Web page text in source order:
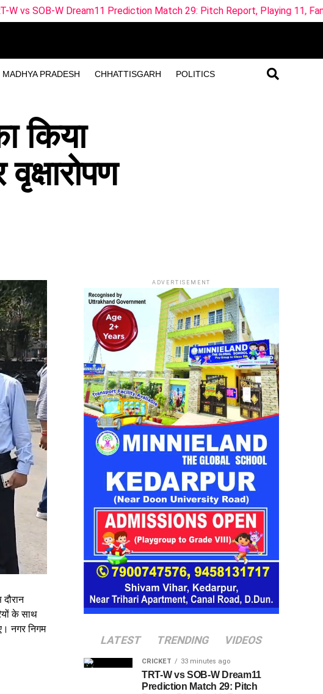
MADHYA PRADESH CHHATTISGARH POLITICS
Prediction Match 29: Pitch Report, Playing 11, Fantasy Tips
किया
के साथ
नगर निगम
ADVERTISEMENT
LATEST TRENDING VIDEOS
CRICKET 33 minutes ago
TRT-W vs SOB-W Dream11
Prediction Match 29: Pitch